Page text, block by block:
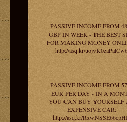
PASSIVE INCOME FROM
GBP IN WEEK - THE BEST
FOR MAKING MONEY
http://asq.kr/
PASSIVE INCOME FROM
EUR PER DAY - IN A
YOU CAN BUY YOURSELF
EXPENSIVE CAR:
http://asq.kr/